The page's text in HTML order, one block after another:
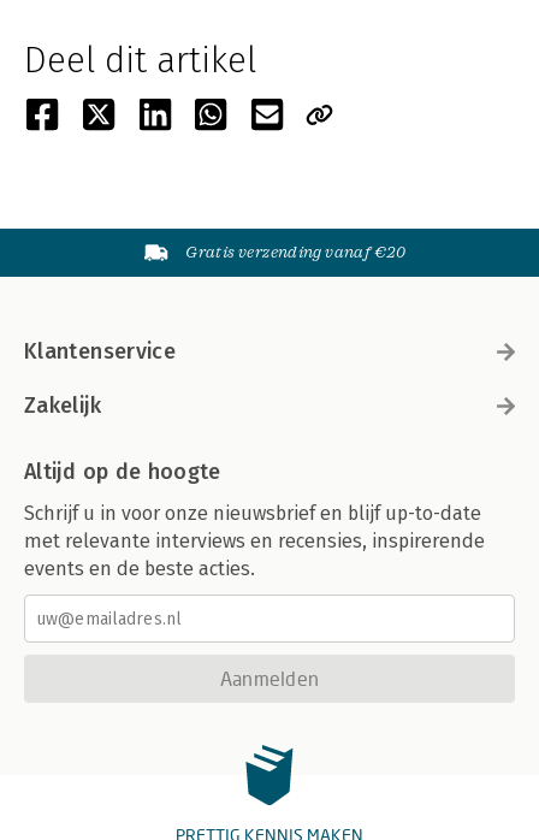
Deel dit artikel
Gratis verzending vanaf €20
Klantenservice
Zakelijk
Altijd op de hoogte
Schrijf u in voor onze nieuwsbrief en blijf up-to-date
met relevante interviews en recensies, inspirerende
events en de beste acties.
Aanmelden
PRETTIG KENNIS MAKEN